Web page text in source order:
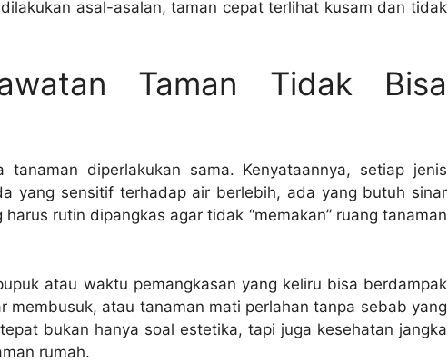
asal-asalan, taman cepat terlihat kusam dan tidak
Taman Tidak Bisa
tanaman diperlakukan sama. Kenyataannya, setiap jenis
yang sensitif terhadap air berlebih, ada yang butuh sinar
rutin dipangkas agar tidak “memakan” ruang tanaman
atau waktu pemangkasan yang keliru bisa berdampak
membusuk, atau tanaman mati perlahan tanpa sebab yang
bukan hanya soal estetika, tapi juga kesehatan jangka
rumah.